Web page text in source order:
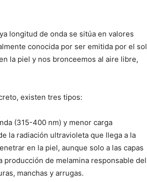
longitud de onda se sitúa en valores
conocida por ser emitida por el sol
la piel y nos bronceemos al aire libre,
existen tres tipos:
(315-400 nm) y menor carga
la radiación ultravioleta que llega a la
en la piel, aunque solo a las capas
producción de melamina responsable del
manchas y arrugas.